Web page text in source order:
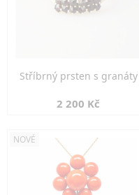
Stříbrný prsten s granáty
2 200 Kč
NOVÉ